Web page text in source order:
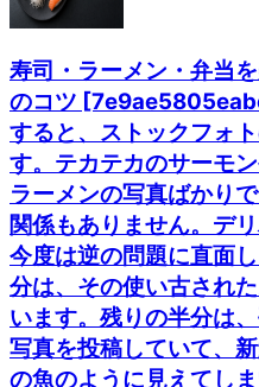
寿司・ラーメン・弁当
のコツ
すると、ストックフォ
す。テカテカのサーモ
ラーメンの写真ばかり
関係もありません。デ
今度は逆の問題に直面
分は、その使い古され
います。残りの半分は
写真を投稿していて、
の魚のように見えてし